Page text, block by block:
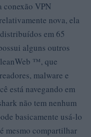
conexão VPN
nova, ela
em 65
alguns outros
™, que
malware e
está navegando em
não tem nenhum
basicamente usá-lo
mesmo compartilhar